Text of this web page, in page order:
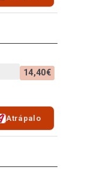
14,40€
Atrápalo